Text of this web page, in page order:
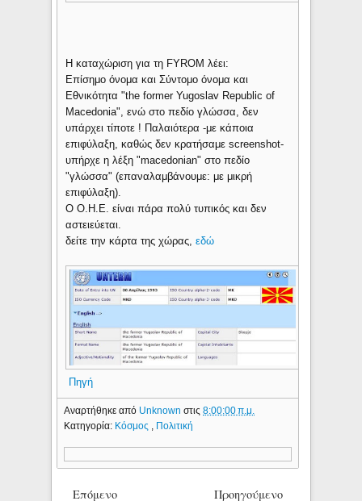
Η καταχώριση για τη FYROM λέει:
Επίσημο όνομα και Σύντομο όνομα και
Εθνικότητα "the former Yugoslav Republic of
Macedonia", ενώ στο πεδίο γλώσσα, δεν
υπάρχει τίποτε ! Παλαιότερα -με κάποια
επιφύλαξη, καθώς δεν κρατήσαμε screenshot-
υπήρχε η λέξη "macedonian" στο πεδίο
"γλώσσα" (επαναλαμβάνουμε: με μικρή
επιφύλαξη).
Ο Ο.Η.Ε. είναι πάρα πολύ τυπικός και δεν
αστειεύεται.
δείτε την κάρτα της χώρας,εδώ
Πηγή
Αναρτήθηκε από Unknownστις8:00:00 π.μ.
Κατηγορία: Κόσμος , Πολιτική
Επόμενο Προηγούμενο